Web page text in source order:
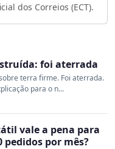
dos Correios (ECT).
foi aterrada
terra firme. Foi aterrada.
para o n...
vale a pena para
por mês?